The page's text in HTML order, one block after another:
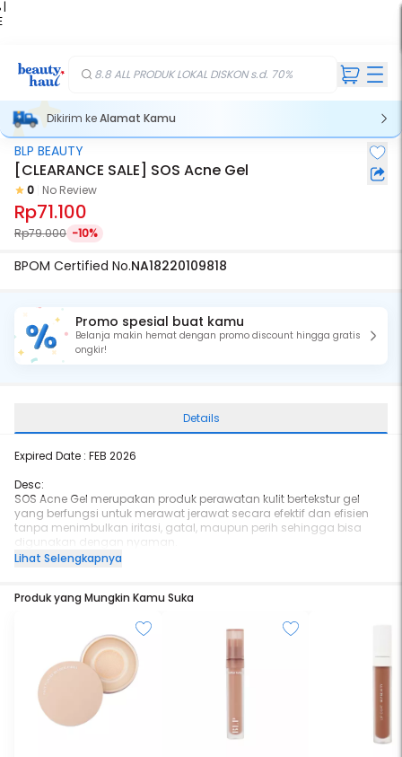
|
8.8 ALL PRODUK LOKAL DISKON s.d. 70%
Dikirim keAlamat Kamu
BLP BEAUTY
[CLEARANCE SALE] SOS Acne Gel
0 No Review
Rp71.100
Rp79.000 -10%
BPOM Certified No.NA18220109818
Promo spesial buat kamu
Belanja makin hemat dengan promo discount hingga gratis
ongkir!
Details
Expired Date : FEB 2026
Desc:
SOS Acne Gel merupakan produk perawatan kulit bertekstur gel
yang berfungsi untuk merawat jerawat secara efektif dan efisien
tanpa menimbulkan iritasi, gatal, maupun perih sehingga bisa
digunakan dengan nyaman.
SOS Acne Gel bekerja cepat membantu melawan bakteri penyebab
sekaligus merawat tekstur kulit. Produk ini juga terbukti secara klinis
Lihat Selengkapnya
Produk yang Mungkin Kamu Suka